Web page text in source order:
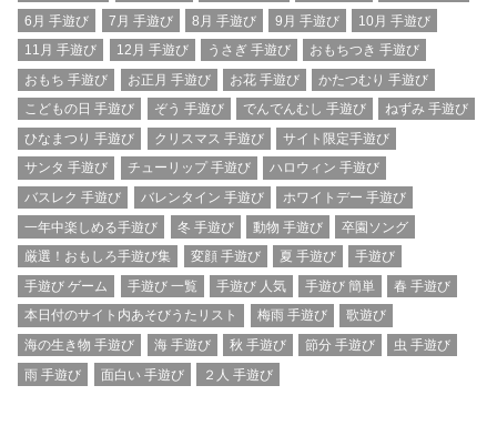
6月 手遊び
7月 手遊び 8月 手遊び 9月 手遊び
10月 手遊び
11月 手遊び
12月 手遊び うさぎ 手遊び
おもちつき 手遊び
おもち 手遊び
お正月 手遊び お花 手遊び
かたつむり 手遊び
こどもの日 手遊び
ぞう 手遊び でんでんむし 手遊び
ねずみ 手遊び
ひなまつり 手遊び
クリスマス 手遊び
サイト限定手遊び
サンタ 手遊び
チューリップ 手遊び
ハロウィン 手遊び
バスレク 手遊び
バレンタイン 手遊び
ホワイトデー 手遊び
一年中楽しめる手遊び
冬 手遊び 動物 手遊び
卒園ソング
厳選！おもしろ手遊び集
変顔 手遊び 夏 手遊び
手遊び
手遊び ゲーム
手遊び 一覧 手遊び 人気 手遊び 簡単
春 手遊び
本日付のサイト内あそびうたリスト
梅雨 手遊び
歌遊び
海の生き物 手遊び
海 手遊び 秋 手遊び 節分 手遊び
虫 手遊び
雨 手遊び
面白い 手遊び ２人 手遊び